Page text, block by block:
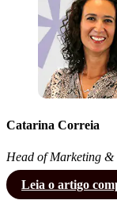
Catarina Correia
Head of Marketing
Leia o artigo